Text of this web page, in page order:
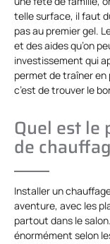
telle surface, il faut
pas au premier gel.
et des aides qu’on
investissement qui
permet de traîner en
c’est de trouver le
Quel est le
de
Installer un
aventure, avec les
partout dans le
énormément selon